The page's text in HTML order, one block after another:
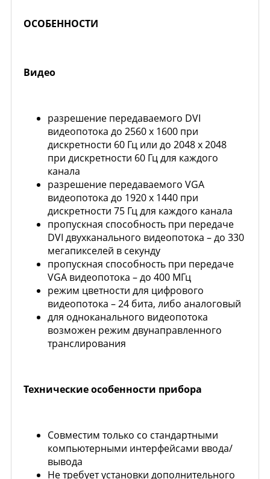
ОСОБЕННОСТИ
Видео
разрешение передаваемого DVI
видеопотока до 2560 х 1600 при
дискретности 60 Гц или до 2048 х 2048
при дискретности 60 Гц для каждого
канала
разрешение передаваемого VGA
видеопотока до 1920 х 1440 при
дискретности 75 Гц для каждого канала
пропускная способность при передаче
DVI двухканального видеопотока – до 330
мегапикселей в секунду
пропускная способность при передаче
VGA видеопотока – до 400 МГц
режим цветности для цифрового
видеопотока – 24 бита, либо аналоговый
для одноканального видеопотока
возможен режим двунаправленного
транслирования
Технические особенности прибора
Совместим только со стандартными
компьютерными интерфейсами ввода/
вывода
Не требует установки дополнительного